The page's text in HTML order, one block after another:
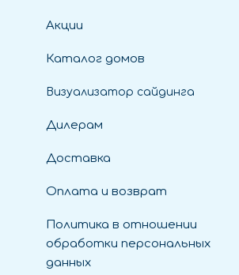
Акции
Каталог домов
Визуализатор сайдинга
Дилерам
Доставка
Оплата и возврат
Политика в отношении
обработки персональных
данных